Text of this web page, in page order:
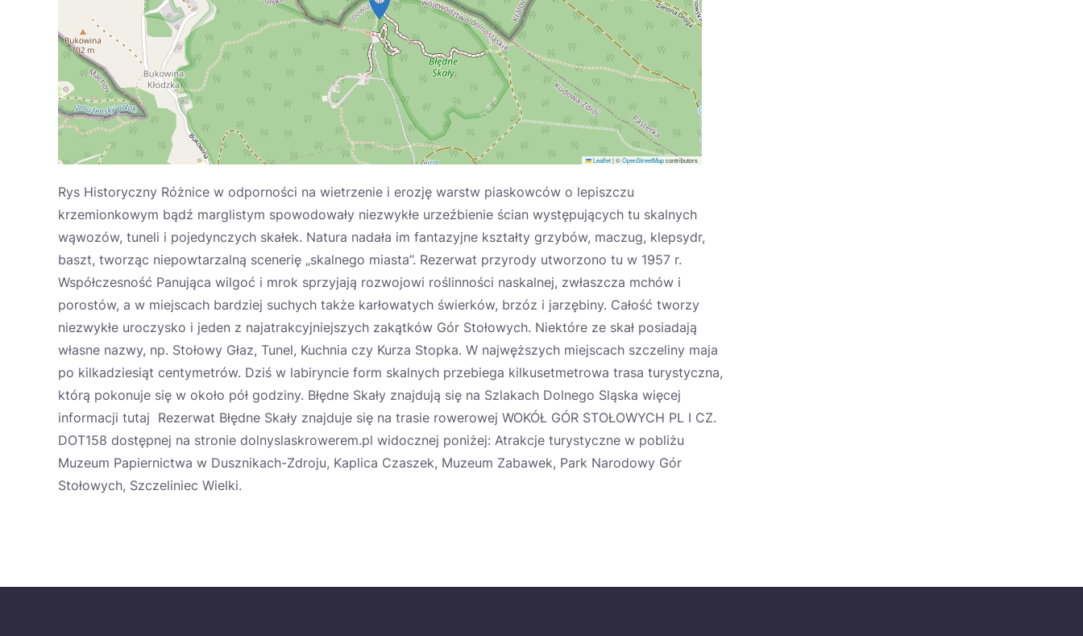
Leaflet|©OpenStreetMapcontributors
Rys Historyczny Różnice w odporności na wietrzenie i erozję warstw piaskowców o lepiszczu
krzemionkowym bądź marglistym spowodowały niezwykłe urzeźbienie ścian występujących tu skalnych
wąwozów, tuneli i pojedynczych skałek. Natura nadała im fantazyjne kształty grzybów, maczug, klepsydr,
baszt, tworząc niepowtarzalną scenerię „skalnego miasta”. Rezerwat przyrody utworzono tu w 1957 r.
Współczesność Panująca wilgoć i mrok sprzyjają rozwojowi roślinności naskalnej, zwłaszcza mchów i
porostów, a w miejscach bardziej suchych także karłowatych świerków, brzóz i jarzębiny. Całość tworzy
niezwykłe uroczysko i jeden z najatrakcyjniejszych zakątków Gór Stołowych. Niektóre ze skał posiadają
własne nazwy, np. Stołowy Głaz, Tunel, Kuchnia czy Kurza Stopka. W najwęższych miejscach szczeliny maja
po kilkadziesiąt centymetrów. Dziś w labiryncie form skalnych przebiega kilkusetmetrowa trasa turystyczna,
którą pokonuje się w około pół godziny. Błędne Skały znajdują się na Szlakach Dolnego Sląska więcej
informacji tutaj Rezerwat Błędne Skały znajduje się na trasie rowerowej WOKÓŁ GÓR STOŁOWYCH PL I CZ.
DOT158 dostępnej na stronie dolnyslaskrowerem.pl widocznej poniżej: Atrakcje turystyczne w pobliżu
Muzeum Papiernictwa w Dusznikach-Zdroju, Kaplica Czaszek, Muzeum Zabawek, Park Narodowy Gór
Stołowych, Szczeliniec Wielki.